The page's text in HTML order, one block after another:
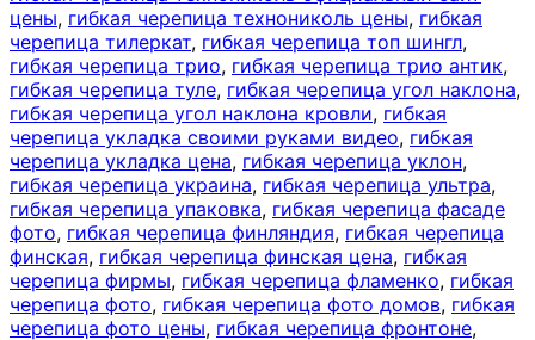
цены, гибкая черепица технониколь цены, гибкая
черепица тилеркат, гибкая черепица топ шингл,
гибкая черепица трио, гибкая черепица трио антик,
гибкая черепица туле, гибкая черепица угол наклона,
гибкая черепица угол наклона кровли, гибкая
черепица укладка своими руками видео, гибкая
черепица укладка цена, гибкая черепица уклон,
гибкая черепица украина, гибкая черепица ультра,
гибкая черепица упаковка, гибкая черепица фасаде
фото, гибкая черепица финляндия, гибкая черепица
финская, гибкая черепица финская цена, гибкая
черепица фирмы, гибкая черепица фламенко, гибкая
черепица фото, гибкая черепица фото домов, гибкая
черепица фото цены, гибкая черепица фронтоне,